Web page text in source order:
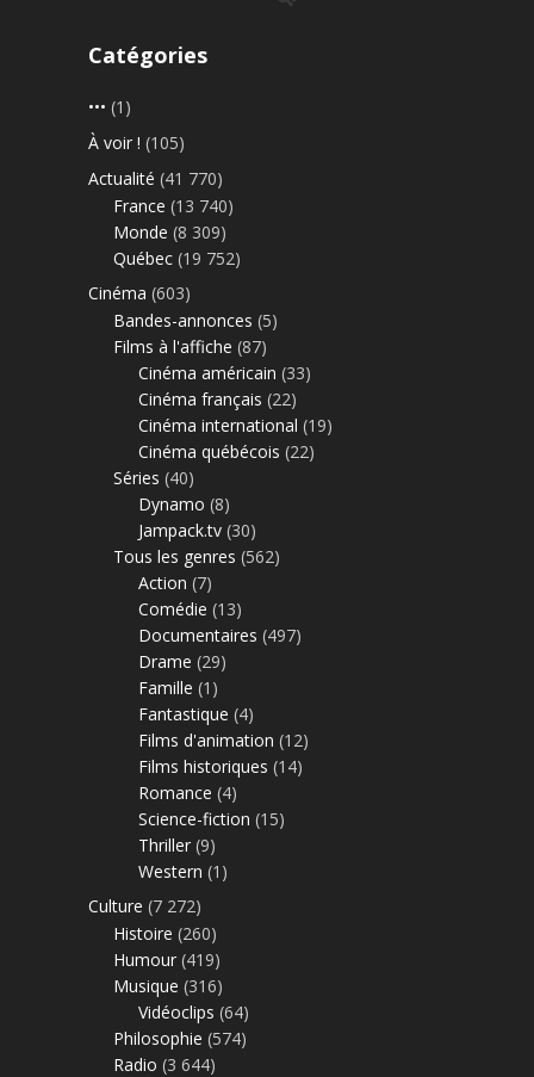
Catégories
••• (1)
À voir ! (105)
Actualité (41 770)
France (13 740)
Monde (8 309)
Québec (19 752)
Cinéma (603)
Bandes-annonces (5)
Films à l'affiche (87)
Cinéma américain (33)
Cinéma français (22)
Cinéma international (19)
Cinéma québécois (22)
Séries (40)
Dynamo (8)
Jampack.tv (30)
Tous les genres (562)
Action (7)
Comédie (13)
Documentaires (497)
Drame (29)
Famille (1)
Fantastique (4)
Films d'animation (12)
Films historiques (14)
Romance (4)
Science-fiction (15)
Thriller (9)
Western (1)
Culture (7 272)
Histoire (260)
Humour (419)
Musique (316)
Vidéoclips (64)
Philosophie (574)
Radio (3 644)